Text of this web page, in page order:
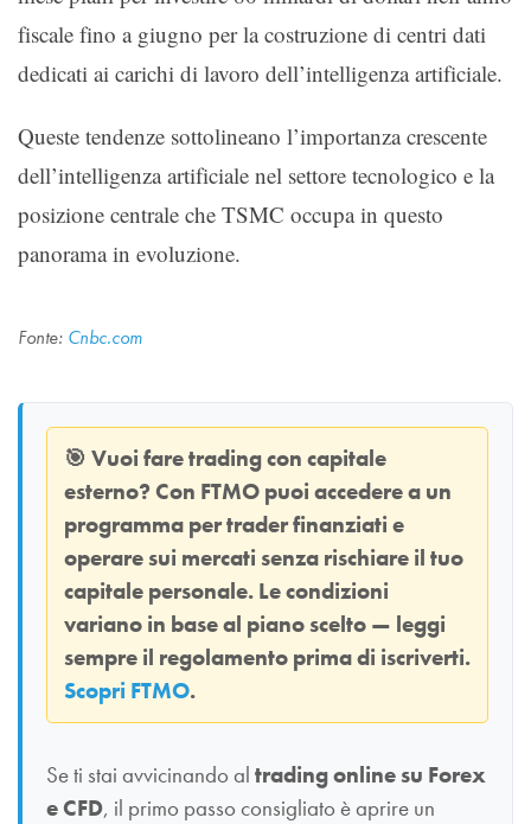
fiscale fino a giugno per la costruzione di centri dati
dedicati ai carichi di lavoro dell’intelligenza artificiale.
Queste tendenze sottolineano l’importanza crescente
dell’intelligenza artificiale nel settore tecnologico e la
posizione centrale che TSMC occupa in questo
panorama in evoluzione.
Fonte: Cnbc.com
🎯 Vuoi fare trading con capitale
esterno? Con FTMO puoi accedere a un
programma per trader finanziati e
operare sui mercati senza rischiare il tuo
capitale personale. Le condizioni
variano in base al piano scelto — leggi
sempre il regolamento prima di iscriverti.
Scopri FTMO.
Se ti stai avvicinando al trading online su Forex
e CFD, il primo passo consigliato è aprire un